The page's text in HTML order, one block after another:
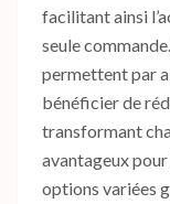
facilitant ainsi
seule
permettent par
bénéficier de
transformant
avantageux
options variées